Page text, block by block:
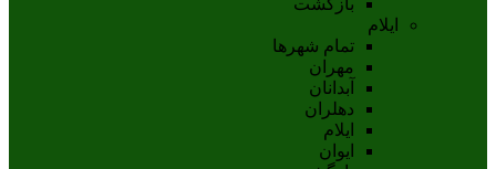
ایلام
تمام شهر‌ها
مهران
آبدانان
دهلران
ايلام
ايوان